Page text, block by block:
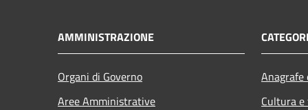
AMMINISTRAZIONE
Organi di Governo
Aree Amministrative
Cultura